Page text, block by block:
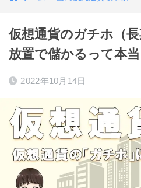
仮想通貨のガチホ（長
放置で儲かるって本当
2022年10月14日